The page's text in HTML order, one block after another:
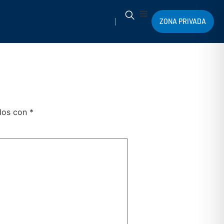
ZONA PRIVADA
con *